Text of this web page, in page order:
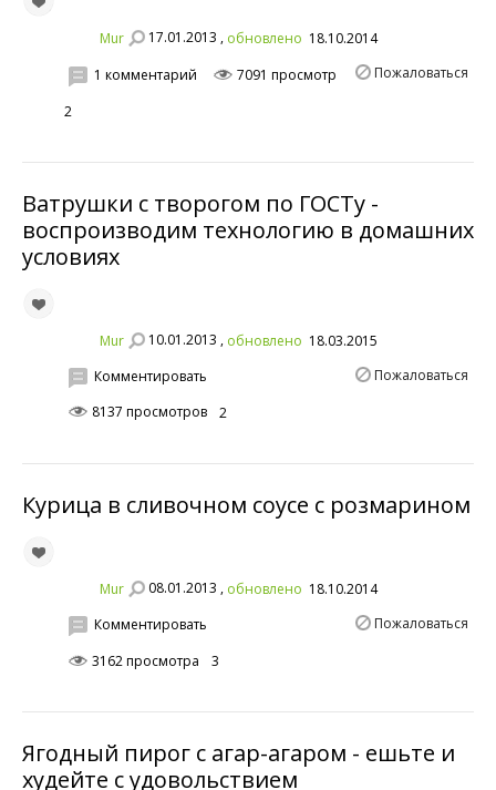
Mur 17.01.2013 , обновлено 18.10.2014
Пожаловаться
1 комментарий
7091 просмотр
2
Ватрушки с творогом по ГОСТу -
воспроизводим технологию в домашних
условиях
Mur 10.01.2013 , обновлено 18.03.2015
Пожаловаться
Комментировать
8137 просмотров
2
Курица в сливочном соусе с розмарином
Mur 08.01.2013 , обновлено 18.10.2014
Пожаловаться
Комментировать
3162 просмотра
3
Ягодный пирог с агар-агаром - ешьте и
худейте с удовольствием